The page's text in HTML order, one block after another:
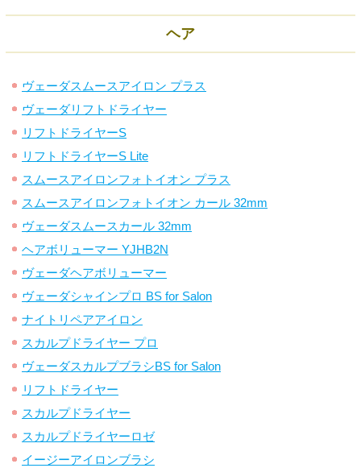
ヘア
ヴェーダスムースアイロン プラス
ヴェーダリフトドライヤー
リフトドライヤーS
リフトドライヤーS Lite
スムースアイロンフォトイオン プラス
スムースアイロンフォトイオン カール 32mm
ヴェーダスムースカール 32mm
ヘアボリューマー YJHB2N
ヴェーダヘアボリューマー
ヴェーダシャインプロ BS for Salon
ナイトリペアアイロン
スカルプドライヤー プロ
ヴェーダスカルプブラシBS for Salon
リフトドライヤー
スカルプドライヤー
スカルプドライヤーロゼ
イージーアイロンブラシ